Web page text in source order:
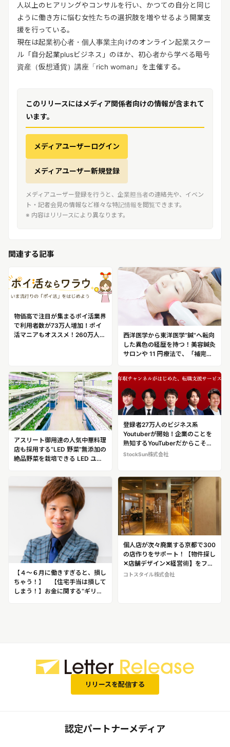
人以上のヒアリングやコンサルを行い、かつての自分と同じ
ように働き方に悩む女性たちの選択肢を増やせるよう開業支
援を行っている。
現在は起業初心者・個人事業主向けのオンライン起業スクー
ル「自分起業plusビジネス」のほか、初心者から学べる暗号
資産（仮想通貨）講座「rich woman」を主催する。
このリリースにはメディア関係者向けの情報が含まれて
います。
メディアユーザーログイン
メディアユーザー新規登録
メディアユーザー登録を行うと、企業担当者の連絡先や、イベン
ト・記者会見の情報など様々な特記情報を閲覧できます。
※ 内容はリリースにより異なります。
関連する記事
物価高で注目が集まるポイ活業界
で利用者数が73万人増加！ポイ
活マニアもオススメ！260万人が
西洋医学から東洋医学“鍼”へ転向
した異色の経歴を持つ！美容鍼灸
サロンや 11 円療法で、「補完代
日本美容鍼灸マッサージ協会 代
表理事 上田隆勇
アスリート御用達の人気中華料理
店も採用する“LED 野菜”無添加の
絶品野菜を栽培できる LED ユニ
企業株式会社アグリ王
登録者27万人のビジネス系
Youtuberが開始！企業のことを
熟知するYouTuberだからこそで
きた、利用者700人超の人気転職
StockSun株式会社
【４～６月に働きすぎると、損し
ちゃう！】 【住宅手当は損して
しまう！】お金に関する“ギリギ
個人店が次々廃業する京都で300
の店作りをサポート！【物件探し
✕店舗デザイン✕経営術】をフル
サポートし、人気店を生む！オミ
コトスタイル株式会社
リリースを配信する
認定パートナーメディア